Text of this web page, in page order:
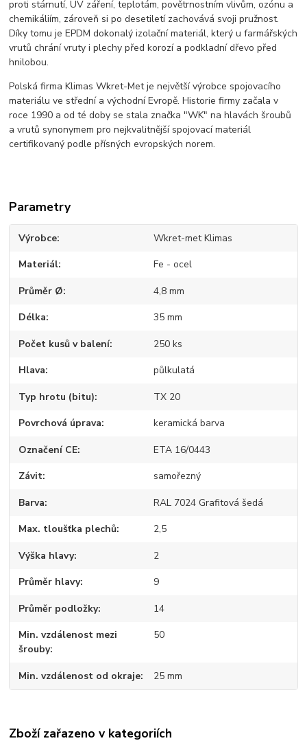
proti stárnutí, UV záření, teplotám, povětrnostním vlivům, ozónu a
chemikáliím, zároveň si po desetiletí zachovává svoji pružnost.
Díky tomu je EPDM dokonalý izolační materiál, který u farmářských
vrutů chrání vruty i plechy před korozí a podkladní dřevo před
hnilobou.
Polská firma Klimas Wkret-Met je největší výrobce spojovacího
materiálu ve střední a východní Evropě. Historie firmy začala v
roce 1990 a od té doby se stala značka "WK" na hlavách šroubů
a vrutů synonymem pro nejkvalitnější spojovací materiál
certifikovaný podle přísných evropských norem.
Parametry
Výrobce Wkret-met Klimas
Materiál Fe - ocel
Průměr Ø 4,8 mm
Délka 35 mm
Počet kusů v balení 250 ks
Hlava půlkulatá
Typ hrotu (bitu) TX 20
Povrchová úprava keramická barva
Označení CE ETA 16/0443
Závit samořezný
Barva RAL 7024 Grafitová šedá
Max. tloušťka plechů 2,5
Výška hlavy 2
Průměr hlavy 9
Průměr podložky 14
Min. vzdálenost mezi
šrouby
50
Min. vzdálenost od okraje 25 mm
Zboží zařazeno v kategoriích